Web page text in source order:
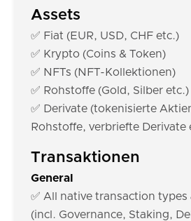
Assets
✅ Fiat (EUR, USD, CHF etc.)
✅ Krypto (Coins & Token)
✅ NFTs (NFT-Kollektionen)
✅ Rohstoffe (Gold, Silber etc.)
✅ Derivate (tokenisierte
Rohstoffe, verbriefte Derivate
Transaktionen
General
✅ All native transaction types
(incl. Governance, Staking,